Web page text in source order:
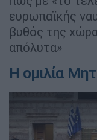
ευρωπαϊκής
βυθός της
απόλυτα»
Η ομιλία